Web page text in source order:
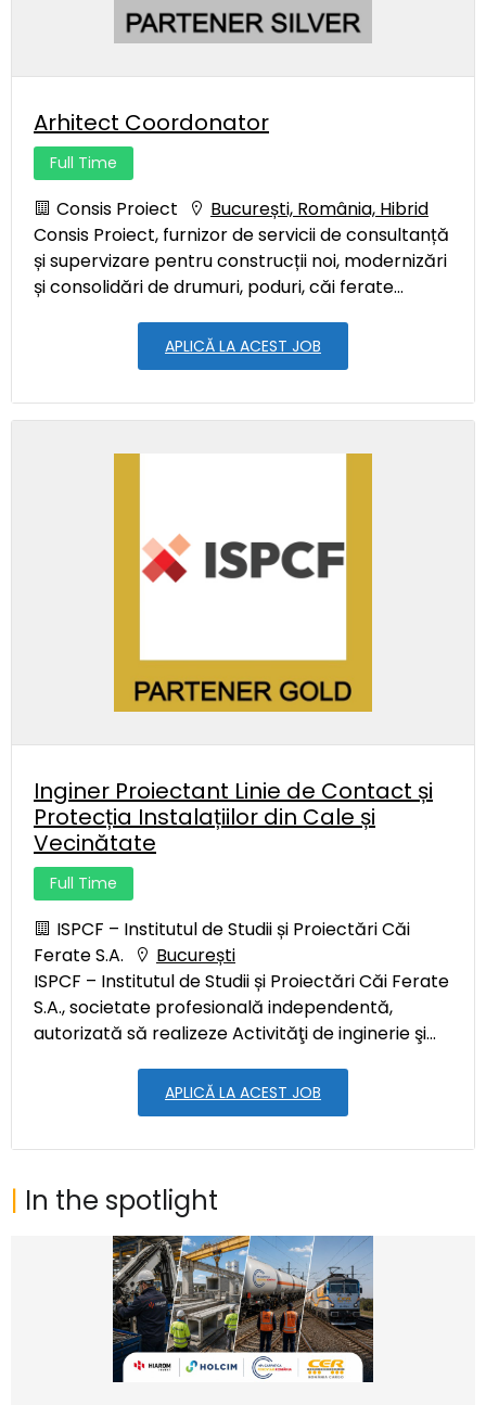
Arhitect Coordonator
Full Time
Consis Proiect
București, România, Hibrid
Consis Proiect, furnizor de servicii de consultanță
și supervizare pentru construcții noi, modernizări
și consolidări de drumuri, poduri, căi ferate...
APLICĂ LA ACEST JOB
Inginer Proiectant Linie de Contact și
Protecția Instalațiilor din Cale și
Vecinătate
Full Time
ISPCF – Institutul de Studii și Proiectări Căi
Ferate S.A.
București
ISPCF – Institutul de Studii și Proiectări Căi Ferate
S.A., societate profesională independentă,
autorizată să realizeze Activităţi de inginerie şi...
APLICĂ LA ACEST JOB
| In the spotlight